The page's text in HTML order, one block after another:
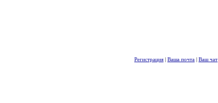
Регистрация | Ваша почта | Ваш чат